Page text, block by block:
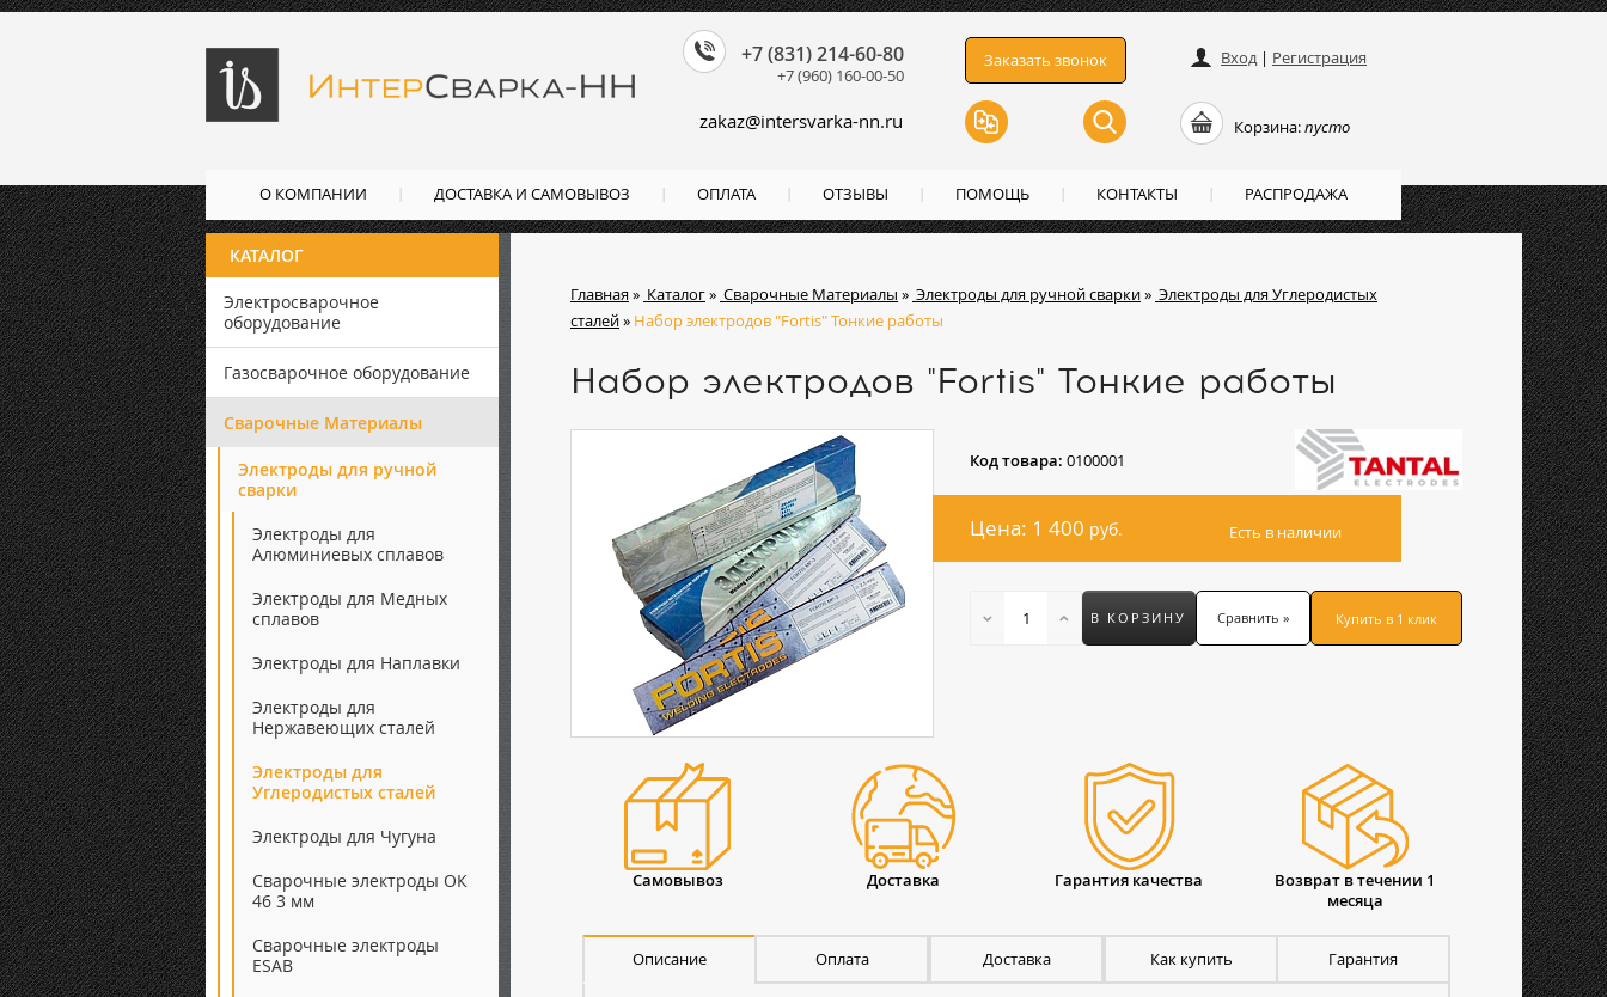
Главная» Каталог» Сварочные Материалы » Электроды для ручной сварки» Электроды для Углеродистых
сталей» Набор электродов "Fortis" Тонкие работы
Набор электродов "Fortis" Тонкие работы
Код товара: 0100001
Цена: 1 400 руб. Есть в наличии
В КОРЗИНУ Сравнить » Купить в 1 клик
Самовывоз Доставка Гарантия качества
Возврат в течении 1
месяца
Описание Оплата Доставка Как купить Гарантия
КАТАЛОГ
Электросварочное
оборудование
Газосварочное оборудование
Сварочные Материалы
Электроды для ручной
сварки
Электроды для
Алюминиевых сплавов
Электроды для Медных
сплавов
Электроды для Наплавки
Электроды для
Нержавеющих сталей
Электроды для
Углеродистых сталей
Электроды для Чугуна
Сварочные электроды ОК
46 3 мм
Сварочные электроды
ESAB
Вход| Регистрация
Корзина:пусто
Заказать звонок
zakaz@intersvarka-nn.ru
+7 (831) 214-60-80
+7 (960) 160-00-50
О КОМПАНИИ ДОСТАВКА И САМОВЫВОЗ ОПЛАТА ОТЗЫВЫ ПОМОЩЬ КОНТАКТЫ РАСПРОДАЖА